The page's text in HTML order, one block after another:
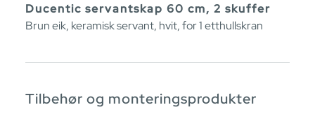
Ducentic servantskap 60 cm, 2 skuffer
Brun eik, keramisk servant, hvit, for 1 etthullskran
Tilbehør og monteringsprodukter